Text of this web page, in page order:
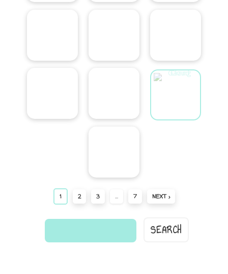
1 2 3 … 7 NEXT ›
find
comic...